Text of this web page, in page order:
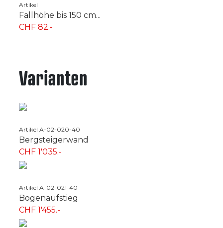
Artikel
Fallhöhe bis 150 cm...
CHF 82.-
Varianten
Artikel A-02-020-40
Bergsteigerwand
CHF 1'035.-
Artikel A-02-021-40
Bogenaufstieg
CHF 1'455.-